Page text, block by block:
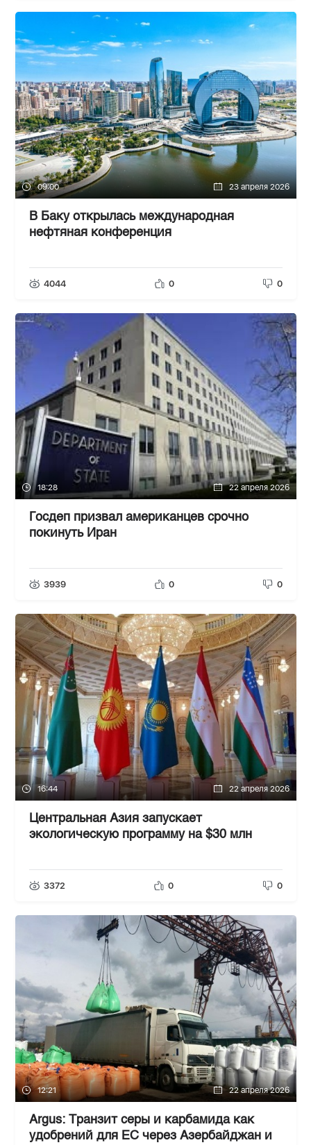
09:00 23 апреля 2026
​В Баку открылась международная
нефтяная конференция
4044 0 0
18:28 22 апреля 2026
Госдеп призвал американцев срочно
покинуть Иран
3939 0 0
16:44 22 апреля 2026
Центральная Азия запускает
экологическую программу на $30 млн
3372 0 0
12:21 22 апреля 2026
Argus: Транзит серы и карбамида как
удобрений для ЕС через Азербайджан и